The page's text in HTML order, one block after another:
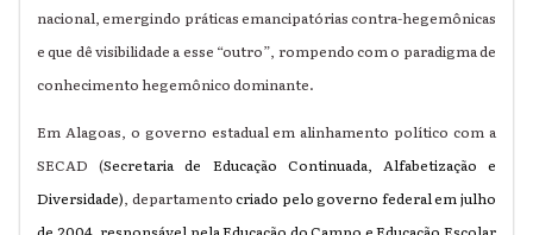
nacional, emergindo práticas emancipatórias contra-hegemônicas
e que dê visibilidade a esse “outro”, rompendo com o paradigma de
conhecimento hegemônico dominante.
Em Alagoas, o governo estadual em alinhamento político com a
SECAD (Secretaria de Educação Continuada, Alfabetização e
Diversidade), departamentocriado pelo governo federal em julho